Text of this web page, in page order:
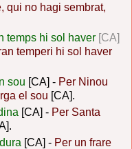
qui no hagi sembrat,
temps hi sol haver [CA]
temperi hi sol haver
sou [CA] - Per Ninou
el sou [CA].
[CA] - Per Santa
[CA] - Per un frare